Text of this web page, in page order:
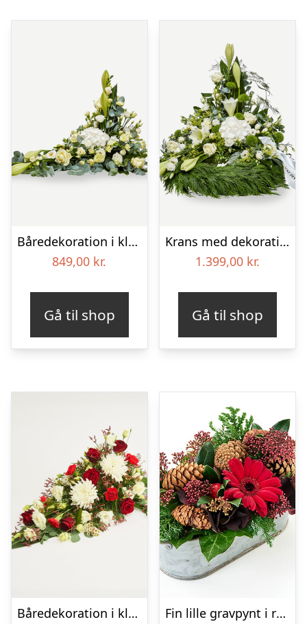
Båredekoration i klassisk stil – creme
849,00 kr.
Gå til shop
Krans med dekoration i klassisk stil og bånd creme
1.399,00 kr.
Gå til shop
Båredekoration i klassisk stil – rød og hvid
Fin lille gravpynt i rød, floristens valg – Blomster til begravelse